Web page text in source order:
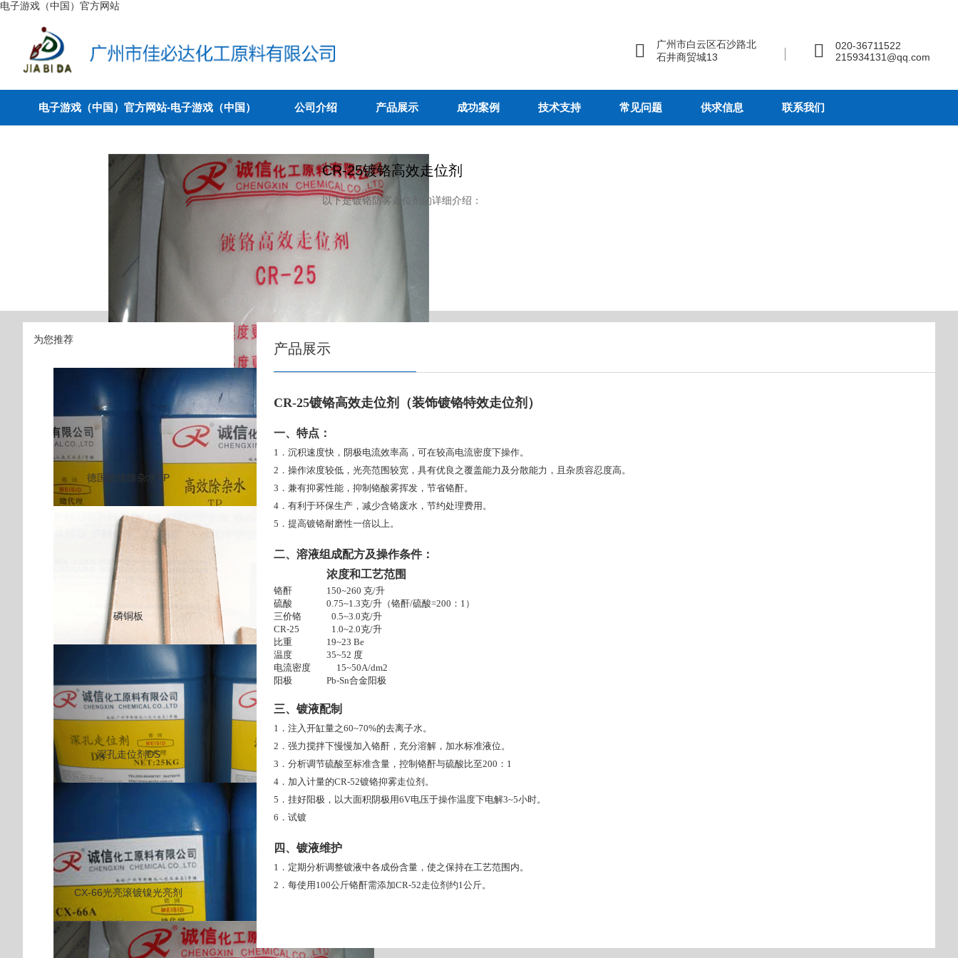
电子游戏（中国）官方网站
广州市白云区石沙路北
石井商贸城13
020-36711522
215934131@qq.com
电子游戏（中国）官方网站-电子游戏（中国） 公司介绍 产品展示 成功案例 技术支持 常见问题 供求信息 联系我们
CR-25镀铬高效走位剂
以下是镀铬防雾走位剂的详细介绍：
为您推荐
德国镀镍除杂水TP
磷铜板
深孔走位剂DS
CX-66光亮滚镀镍光亮剂
产品展示
CR-25镀铬高效走位剂 （装饰镀铬特效走位剂）
一、特点：
1．沉积速度快，阴极电流效率高，可在较高电流密度下操作。
2．操作浓度较低，光亮范围较宽，具有优良之覆盖能力及分散能力，且杂质容忍度高。
3．兼有抑雾性能，抑制铬酸雾挥发，节省铬酐。
4．有利于环保生产，减少含铬废水，节约处理费用。
5．提高镀铬耐磨性一倍以上。
二、溶液组成配方及操作条件：
浓度和工艺范围
铬酐 150~260 克/升
硫酸 0.75~1.3克/升（铬酐/硫酸=200：1）
三价铬 0.5~3.0克/升
CR-25 1.0~2.0克/升
比重 19~23 Be
温度 35~52 度
电流密度 15~50A/dm2
阳极 Pb-Sn合金阳极
三、镀液配制
1．注入开缸量之60~70%的去离子水。
2．强力搅拌下慢慢加入铬酐，充分溶解，加水标准液位。
3．分析调节硫酸至标准含量，控制铬酐与硫酸比至200：1
4．加入计量的CR-52镀铬抑雾走位剂。
5．挂好阳极，以大面积阴极用6V电压于操作温度下电解3~5小时。
6．试镀
四、镀液维护
1．定期分析调整镀液中各成份含量，使之保持在工艺范围内。
2．每使用100公斤铬酐需添加CR-52走位剂约1公斤。